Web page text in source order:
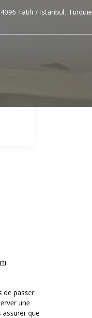
Fatih / Istanbul, Turquie
de passer
une
que